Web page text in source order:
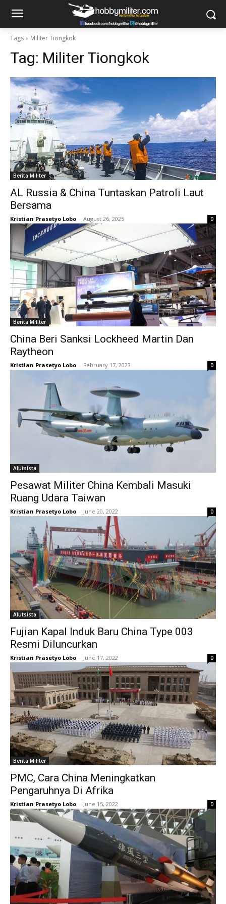
Tags Militer Tiongkok
Tag: Militer Tiongkok
Berita Militer
AL Russia & China Tuntaskan Patroli Laut
Bersama
Kristian Prasetyo Lobo - August 26, 2025 0
Berita Militer
China Beri Sanksi Lockheed Martin Dan
Raytheon
Kristian Prasetyo Lobo - February 17, 2023 0
Alutsista
Pesawat Militer China Kembali Masuki
Ruang Udara Taiwan
Kristian Prasetyo Lobo - June 20, 2022 0
Alutsista
Fujian Kapal Induk Baru China Type 003
Resmi Diluncurkan
Kristian Prasetyo Lobo - June 17, 2022 0
Berita Militer
PMC, Cara China Meningkatkan
Pengaruhnya Di Afrika
Kristian Prasetyo Lobo - June 15, 2022 0